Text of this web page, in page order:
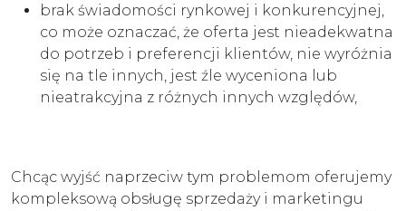
brak świadomości rynkowej i konkurencyjnej,
co może oznaczać, że oferta jest nieadekwatna
do potrzeb i preferencji klientów, nie wyróżnia
się na tle innych, jest źle wyceniona lub
nieatrakcyjna z różnych innych względów,
Chcąc wyjść naprzeciw tym problemom oferujemy
kompleksową obsługę sprzedaży i marketingu